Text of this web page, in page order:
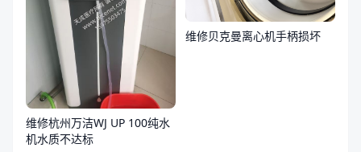
维修杭州万洁WJ UP 100纯水
机水质不达标
维修贝克曼离心机手柄损坏